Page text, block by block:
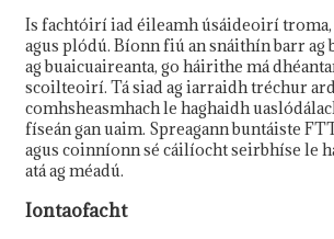
Is fachtóirí iad éileamh úsáideoirí
agus plódú. Bíonn fiú an snáithín barr ag
ag buaicuaireanta, go háirithe má
scoilteoirí. Tá siad ag iarraidh tréchur
comhsheasmhach le haghaidh
físeán gan uaim. Spreagann buntáiste
agus coinníonn sé cáilíocht seirbhíse le
atá ag méadú.
Iontaofacht